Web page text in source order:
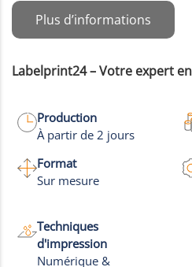
Plus d’informations
Labelprint24 – Votre expert
Production
À partir de 2 jours
Format
Sur mesure
Techniques
d'impression
Numérique &